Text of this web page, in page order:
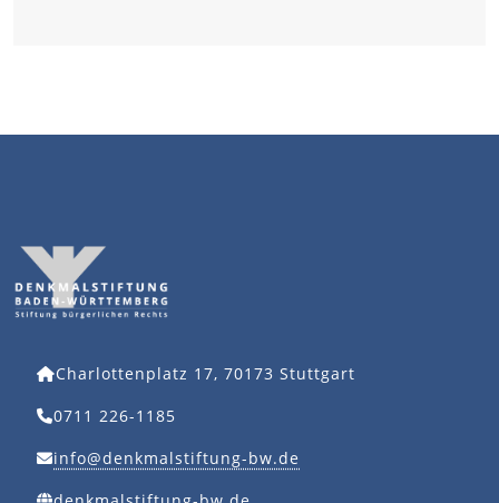
Charlottenplatz 17, 70173 Stuttgart
0711 226-1185
info@denkmalstiftung-bw.de